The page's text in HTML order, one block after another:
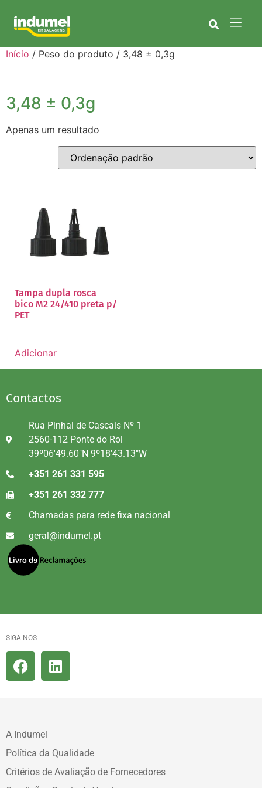
Início / Peso do produto / 3,48 ± 0,3g
3,48 ± 0,3g
Apenas um resultado
Tampa dupla rosca
bico M2 24/410 preta p/
PET
Adicionar
Contactos
Rua Pinhal de Cascais Nº 1
2560-112 Ponte do Rol
39º06'49.60"N 9º18'43.13"W
+351 261 331 595
+351 261 332 777
Chamadas para rede fixa nacional
geral@indumel.pt
SIGA-NOS
A Indumel
Política da Qualidade
Critérios de Avaliação de Fornecedores